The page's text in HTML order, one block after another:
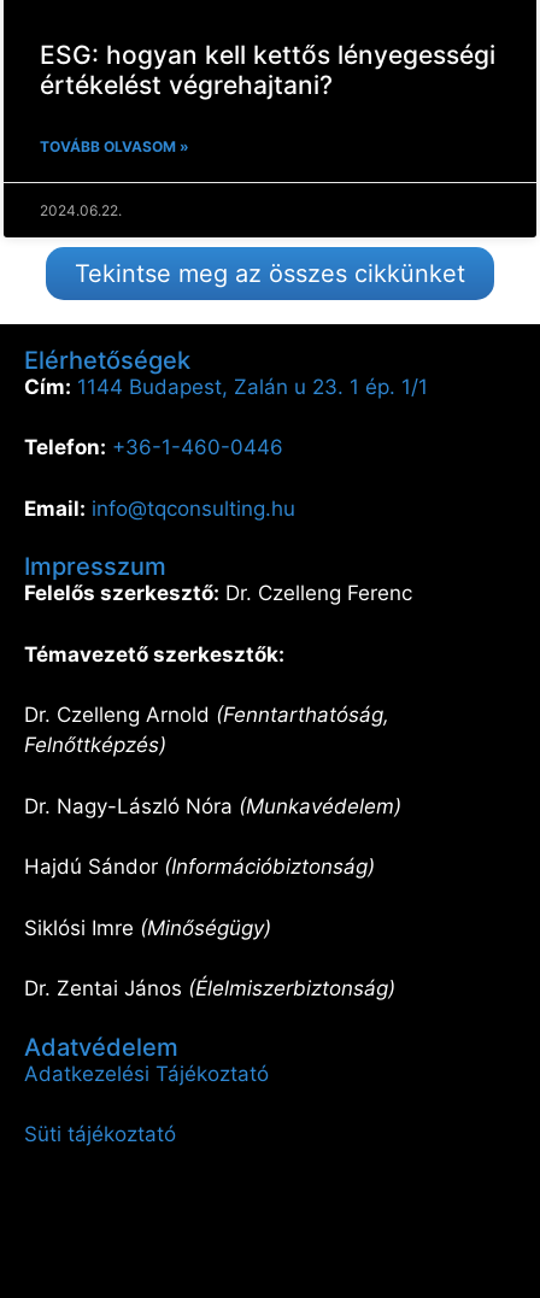
ESG: hogyan kell kettős lényegességi
értékelést végrehajtani?
TOVÁBB OLVASOM »
2024.06.22.
Tekintse meg az összes cikkünket
Elérhetőségek
Cím: 1144 Budapest, Zalán u 23. 1 ép. 1/1
Telefon: +36-1-460-0446
Email: info@tqconsulting.hu
Impresszum
Felelős szerkesztő: Dr. Czelleng Ferenc
Témavezető szerkesztők:
Dr. Czelleng Arnold (Fenntarthatóság,
Felnőttképzés)
Dr. Nagy-László Nóra (Munkavédelem)
Hajdú Sándor (Információbiztonság)
Siklósi Imre (Minőségügy)
Dr. Zentai János (Élelmiszerbiztonság)
Adatvédelem
Adatkezelési Tájékoztató
Süti tájékoztató